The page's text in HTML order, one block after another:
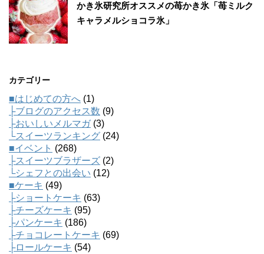
かき氷研究所オススメの苺かき氷「苺ミルク
キャラメルショコラ氷」
カテゴリー
■はじめての方へ (1)
├ブログのアクセス数 (9)
├おいしいメルマガ(3)
└スイーツランキング (24)
■イベント (268)
├スイーツブラザーズ (2)
└シェフとの出会い (12)
■ケーキ (49)
├ショートケーキ (63)
├チーズケーキ (95)
├パンケーキ (186)
├チョコレートケーキ (69)
├ロールケーキ (54)